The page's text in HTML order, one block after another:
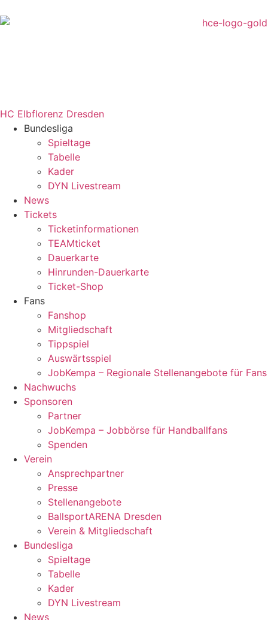
HC Elbflorenz Dresden
Bundesliga
Spieltage
Tabelle
Kader
DYN Livestream
News
Tickets
Ticketinformationen
TEAMticket
Dauerkarte
Hinrunden-Dauerkarte
Ticket-Shop
Fans
Fanshop
Mitgliedschaft
Tippspiel
Auswärtsspiel
JobKempa – Regionale Stellenangebote für Fans
Nachwuchs
Sponsoren
Partner
JobKempa – Jobbörse für Handballfans
Spenden
Verein
Ansprechpartner
Presse
Stellenangebote
BallsportARENA Dresden
Verein & Mitgliedschaft
Bundesliga
Spieltage
Tabelle
Kader
DYN Livestream
News